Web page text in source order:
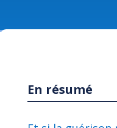
En résumé